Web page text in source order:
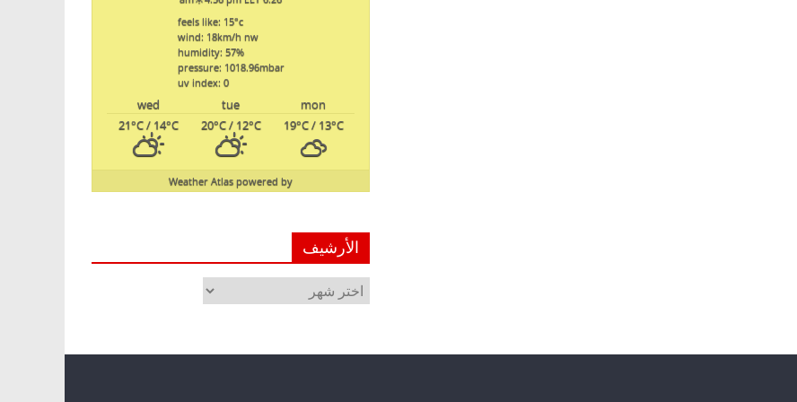
feels like: 15°c
wind: 18km/h nw
humidity: 57%
pressure: 1018.96mbar
uv index: 0
mon
tue
wed
19°C/ 13°C
20°C/ 12°C
21°C/ 14°C
powered by
Weather Atlas
الأرشيف
الأرشيف